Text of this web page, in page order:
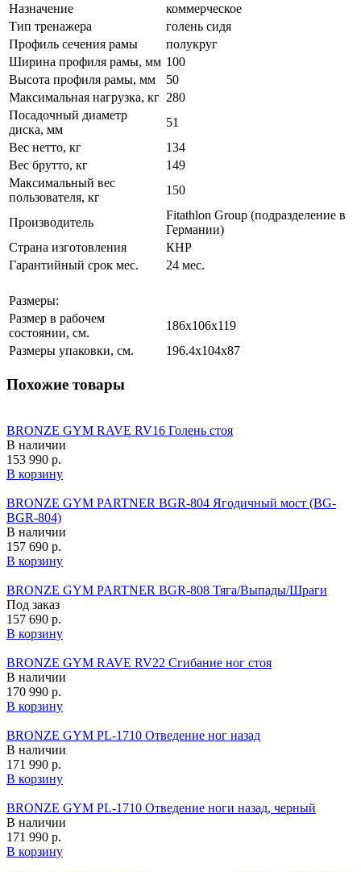
Назначение
коммерческое
Тип тренажера
голень сидя
Профиль сечения рамы
полукруг
Ширина профиля рамы, мм 100
Высота профиля рамы, мм
50
Максимальная нагрузка, кг 280
Посадочный диаметр
диска, мм
51
Вес нетто, кг
134
Вес брутто, кг
149
Максимальный вес
пользователя, кг
150
Производитель
Fitathlon Group (подразделение в
Германии)
Страна изготовления
КНР
Гарантийный срок мес.
24 мес.
Размеры:
Размер в рабочем
состоянии, см.
186х106x119
Размеры упаковки, см.
196.4х104x87
Похожие товары
BRONZE GYM RAVE RV16 Голень стоя
В наличии
153 990 р.
В корзину
BRONZE GYM PARTNER BGR-804 Ягодичный мост (BG-
BGR-804)
В наличии
157 690 р.
В корзину
BRONZE GYM PARTNER BGR-808 Тяга/Выпады/Шраги
Под заказ
157 690 р.
В корзину
BRONZE GYM RAVE RV22 Сгибание ног стоя
В наличии
170 990 р.
В корзину
BRONZE GYM PL-1710 Отведение ног назад
В наличии
171 990 р.
В корзину
BRONZE GYM PL-1710 Отведение ноги назад, черный
В наличии
171 990 р.
В корзину